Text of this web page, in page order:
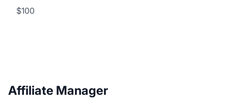
$100
Affiliate Manager